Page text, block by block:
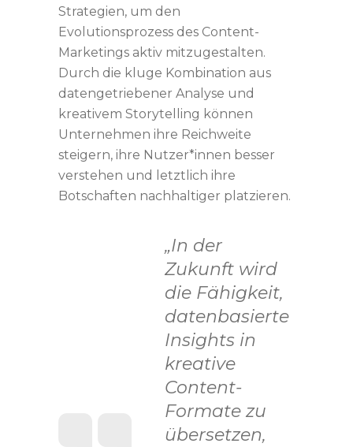
Strategien, um den
Evolutionsprozess des Content-
Marketings aktiv mitzugestalten.
Durch die kluge Kombination aus
datengetriebener Analyse und
kreativem Storytelling können
Unternehmen ihre Reichweite
steigern, ihre Nutzer*innen besser
verstehen und letztlich ihre
Botschaften nachhaltiger platzieren.
„In der
Zukunft wird
die Fähigkeit,
datenbasierte
Insights in
kreative
Content-
Formate zu
übersetzen,